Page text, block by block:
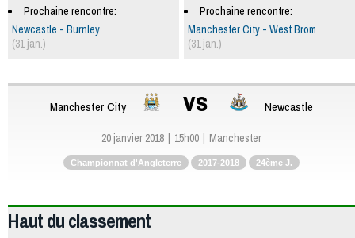
Prochaine rencontre:
Manchester City - West Brom
(31 jan.)
Prochaine rencontre:
Newcastle - Burnley
(31 jan.)
Manchester City vs Newcastle
20 janvier 2018 15h00 Manchester
Championnat d'Angleterre 2017-2018 24ème J.
Haut du classement